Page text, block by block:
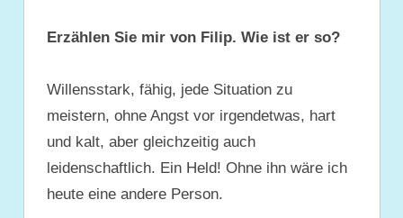
Erzählen Sie mir von Filip. Wie ist er so?
Willensstark, fähig, jede Situation zu
meistern, ohne Angst vor irgendetwas, hart
und kalt, aber gleichzeitig auch
leidenschaftlich. Ein Held! Ohne ihn wäre ich
heute eine andere Person.